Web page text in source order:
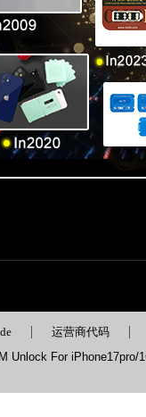
| 运营商代码 |
Unlock For